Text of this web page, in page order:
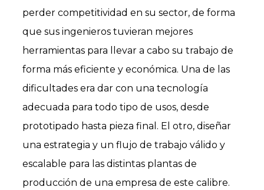
perder competitividad en su sector, de forma
que sus ingenieros tuvieran mejores
herramientas para llevar a cabo su trabajo de
forma más eficiente y económica. Una de las
dificultades era dar con una tecnología
adecuada para todo tipo de usos, desde
prototipado hasta pieza final. El otro, diseñar
una estrategia y un flujo de trabajo válido y
escalable para las distintas plantas de
producción de una empresa de este calibre.